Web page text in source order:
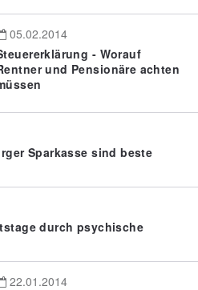
05.02.2014
- Worauf
und Pensionäre achten
Sparkasse sind beste
durch psychische
22.01.2014